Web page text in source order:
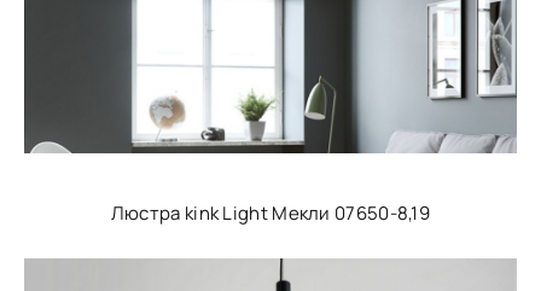
Люстра kink Light Мекли 07650-8,19